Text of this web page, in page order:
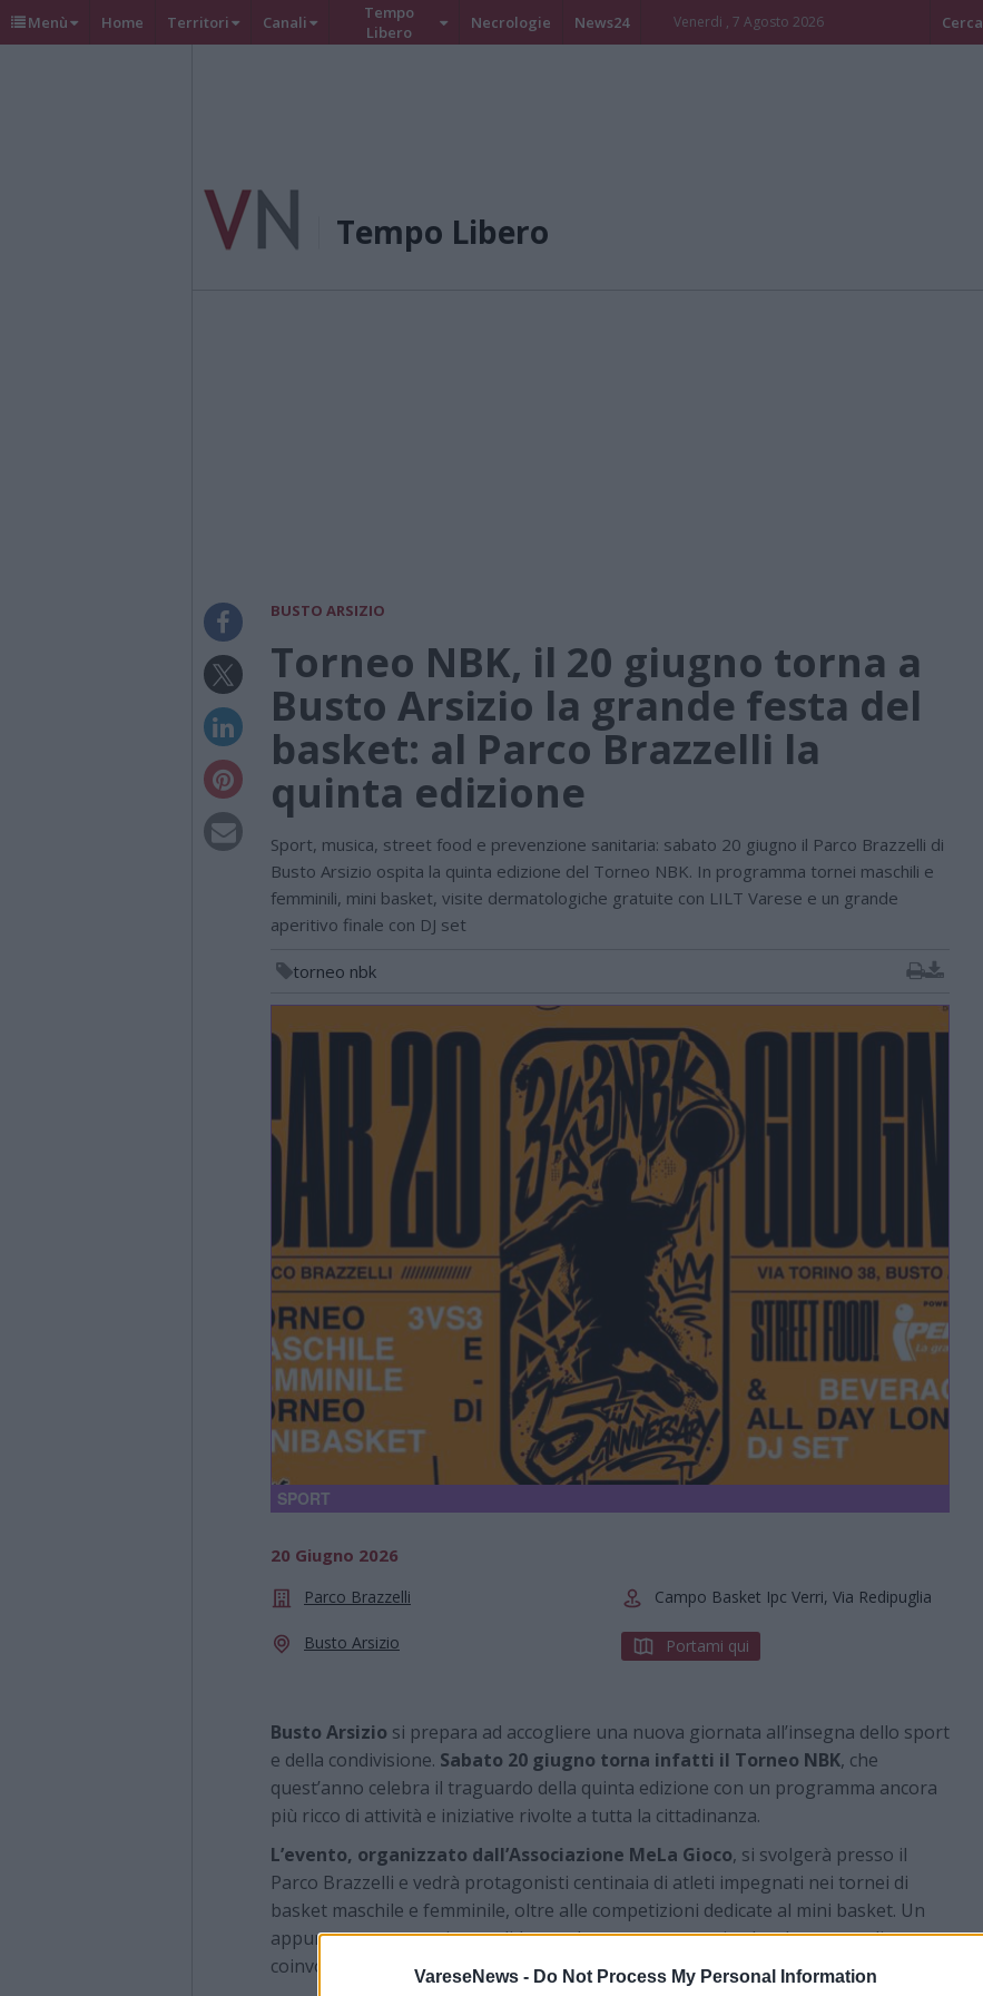
VareseNews - Do Not Process My Personal Information
Menù Home Territori Canali
Tempo
Libero
Necrologie News24 Venerdi , 7 Agosto 2026 Cerca
Tempo Libero
BUSTO ARSIZIO
Torneo NBK, il 20 giugno torna a
Busto Arsizio la grande festa del
basket: al Parco Brazzelli la
quinta edizione
Sport, musica, street food e prevenzione sanitaria: sabato 20 giugno il Parco Brazzelli di
Busto Arsizio ospita la quinta edizione del Torneo NBK. In programma tornei maschili e
femminili, mini basket, visite dermatologiche gratuite con LILT Varese e un grande
aperitivo finale con DJ set
torneo nbk
SPORT
20 Giugno 2026
Parco Brazzelli Campo Basket Ipc Verri, Via Redipuglia
Busto Arsizio Portami qui
Busto Arsizio si prepara ad accogliere una nuova giornata all’insegna dello sport
e della condivisione. Sabato 20 giugno torna infatti il Torneo NBK, che
quest’anno celebra il traguardo della quinta edizione con un programma ancora
più ricco di attività e iniziative rivolte a tutta la cittadinanza.
L’evento, organizzato dall’Associazione MeLa Gioco, si svolgerà presso il
Parco Brazzelli e vedrà protagonisti centinaia di atleti impegnati nei tornei di
basket maschile e femminile, oltre alle competizioni dedicate al mini basket. Un
appuntamento ormai consolidato nel panorama sportivo locale, capace di
coinvolgere ogni anno giocatori, famiglie e appassionati.